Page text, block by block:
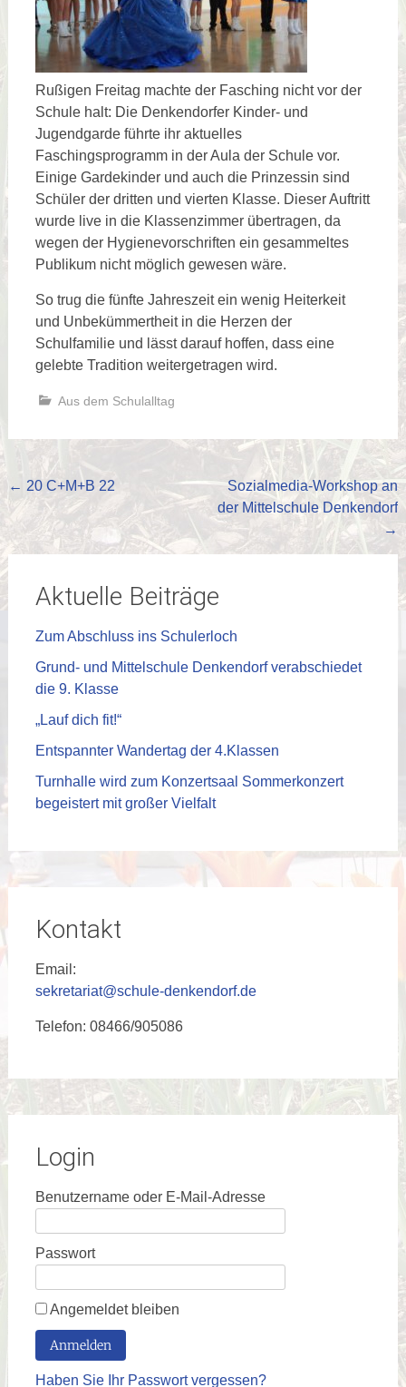
Rußigen Freitag machte der Fasching nicht vor der
Schule halt: Die Denkendorfer Kinder- und
Jugendgarde führte ihr aktuelles
Faschingsprogramm in der Aula der Schule vor.
Einige Gardekinder und auch die Prinzessin sind
Schüler der dritten und vierten Klasse. Dieser Auftritt
wurde live in die Klassenzimmer übertragen, da
wegen der Hygienevorschriften ein gesammeltes
Publikum nicht möglich gewesen wäre.
So trug die fünfte Jahreszeit ein wenig Heiterkeit
und Unbekümmertheit in die Herzen der
Schulfamilie und lässt darauf hoffen, dass eine
gelebte Tradition weitergetragen wird.
Aus dem Schulalltag
Beitragsnavigation
← 20 C+M+B 22
Sozialmedia-Workshop an
der Mittelschule Denkendorf
→
Aktuelle Beiträge
Zum Abschluss ins Schulerloch
Grund- und Mittelschule Denkendorf verabschiedet
die 9. Klasse
„Lauf dich fit!“
Entspannter Wandertag der 4.Klassen
Turnhalle wird zum Konzertsaal Sommerkonzert
begeistert mit großer Vielfalt
Kontakt
Email:
sekretariat@schule-denkendorf.de
Telefon: 08466/905086
Login
Benutzername oder E-Mail-Adresse
Passwort
Angemeldet bleiben
Haben Sie Ihr Passwort vergessen?